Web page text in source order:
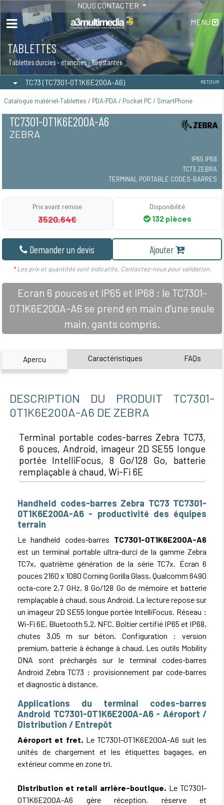
NOUS CONTACTER
MENU
TABLETTES
Tablettes durcies - étanches - Résistantes
TC73 (TC7301-0T1K6E200A-A6) RETOUR
Catalogue matériel Tablettes / PDA PDA / Pocket PC / SmartPhone
TC7301-0T1K6E200A-A6
ZEBRA
IP65 IP68
TC73 ZEBRA
TERMINAL PORTABLE CODES-BARRES
Prix avant remise
3520.64€
Disponibilité
132 pièces
Demander un devis Ajouter
*Les prix et quantités sont indicatifs. Contactez-nous pour validation.
Ecran 6 pouces et IP65 et IP68 : le TC7301-
0T1K6E200A-A6 se prend en main d’une seule
main, gants compris.
Apercu Caractéristiques FAQs
DESCRIPTION DU PRODUIT TC7301-
0T1K6E200A-A6 DE ZEBRA
Terminal portable codes-barres Zebra TC73,
6 pouces, Android, imageur 2D SE55 longue
portée IntelliFocus, 8 Go/128 Go, batterie
remplaçable à chaud, Wi-Fi 6E
Handheld codes-barres Zebra TC73 TC7301-
0T1K6E200A-A6 - productivité des équipes
terrain
Le handheld codes-barres TC7301-0T1K6E200A-A6
est un terminal portable ultra-durci de la gamme Zebra
TC7x, quatrième génération de la série TC7x. Écran 6
pouces 2160 x 1080 Corning Gorilla Glass, Qualcomm 6490
octa-core 2,7 GHz, 8 Go/128 Go de mémoire et batterie
remplaçable à chaud, sous Android. La lecture repose sur
un imageur 2D SE55 longue portée IntelliFocus. Réseau :
Wi-Fi 6E, Bluetooth 5.2, NFC. Boîtier certifié IP65 et IP68,
chutes 3,05 m sur béton. Configuration : version
premium, batterie à échange à chaud. Les outils Mobility
DNA sont préchargés sur le terminal codes-barres
Android Zebra TC73 : provisionnement par code-barres
et diagnostic à distance.
Applications du terminal codes-barres
Android TC7301-0T1K6E200A-A6 - Aéroport /
Distribution / Entrepôt
Aéroport et fret. Le TC7301-0T1K6E200A-A6 suit les
unités de chargement et les étiquettes bagages, en
extérieur comme en zone tri.
Distribution et retail arrière-boutique. Le TC7301-
0T1K6E200A-A6 gère réception, réserve et